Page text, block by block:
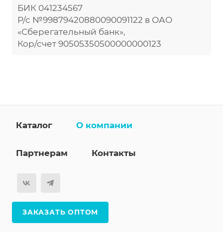
БИК 041234567
Р/с №99879420880090091122 в ОАО
«Сберегательный банк»,
Кор/счет 90505350500000000123
Каталог О компании
Партнерам Контакты
ЗАКАЗАТЬ ОПТОМ